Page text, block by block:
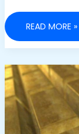
4
POUR
RÉINVESTIR
QUE
VOUS
AVEZ
GAGNÉ
EN
PLACEMENTS
FINANCIERS
READ MORE »